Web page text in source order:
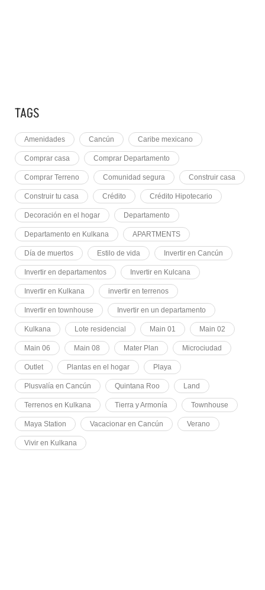
TAGS
Amenidades Cancún Caribe mexicano
Comprar casa Comprar Departamento
Comprar Terreno Comunidad segura Construir casa
Construir tu casa Crédito Crédito Hipotecario
Decoración en el hogar Departamento
Departamento en Kulkana APARTMENTS
Día de muertos Estilo de vida Invertir en Cancún
Invertir en departamentos Invertir en Kulcana
Invertir en Kulkana invertir en terrenos
Invertir en townhouse Invertir en un departamento
Kulkana Lote residencial Main 01 Main 02
Main 06 Main 08 Mater Plan Microciudad
Outlet Plantas en el hogar Playa
Plusvalía en Cancún Quintana Roo Land
Terrenos en Kulkana Tierra y Armonía Townhouse
Maya Station Vacacionar en Cancún Verano
Vivir en Kulkana